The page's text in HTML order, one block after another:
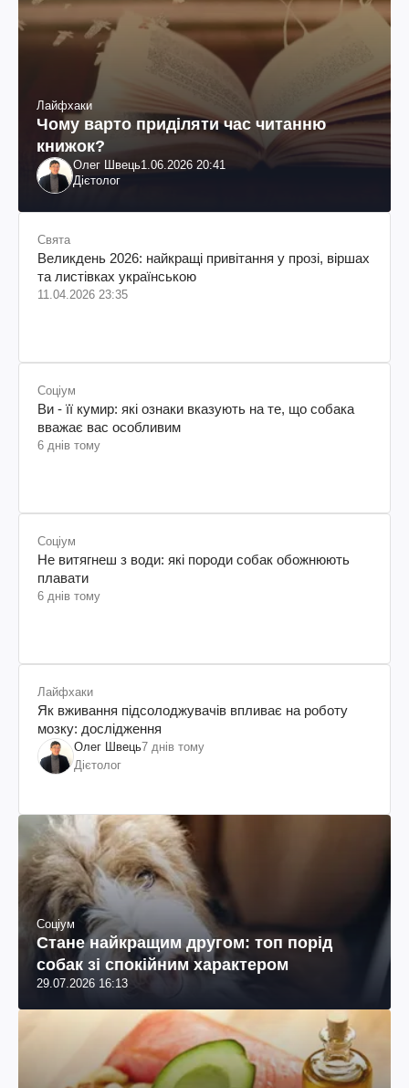
Лайфхаки
Чому варто приділяти час читанню
книжок?
Олег Швець1.06.2026 20:41
Дієтолог
Свята
Великдень 2026: найкращі привітання у прозі, віршах
та листівках українською
11.04.2026 23:35
Соціум
Ви - її кумир: які ознаки вказують на те, що собака
вважає вас особливим
6 днів тому
Соціум
Не витягнеш з води: які породи собак обожнюють
плавати
6 днів тому
Лайфхаки
Як вживання підсолоджувачів впливає на роботу
мозку: дослідження
Олег Швець7 днів тому
Дієтолог
Соціум
Стане найкращим другом: топ порід
собак зі спокійним характером
29.07.2026 16:13